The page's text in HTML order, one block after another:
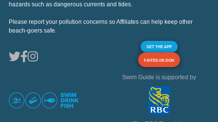
hazards such as dangerous currents and tides.
Please report your pollution concerns so Affiliates can help keep other
beach-goers safe.
GET THE APP
FAITES UN DON
Swim Guide is supported by